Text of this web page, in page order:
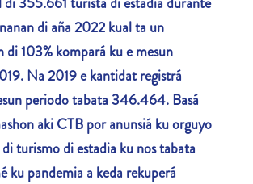
di aña 2022 kual ta un
di 103% kompará ku e mesun
Na 2019 e kantidat registrá
periodo tabata 346.464. Basá
aki CTB por anunsiá ku orguyo
turismo di estadia ku nos tabata
ku pandemia a keda rekuperá